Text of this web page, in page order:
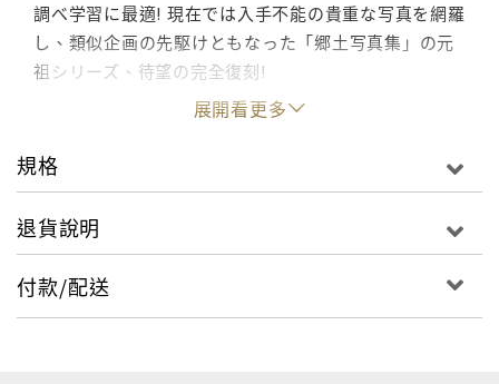
調べ学習に最適! 現在では入手不能の貴重な写真を網羅
し、類似企画の先駆けともなった「郷土写真集」の元
祖シリーズ、待望の完全復刻!
展開看更多
規格
退貨說明
付款/配送